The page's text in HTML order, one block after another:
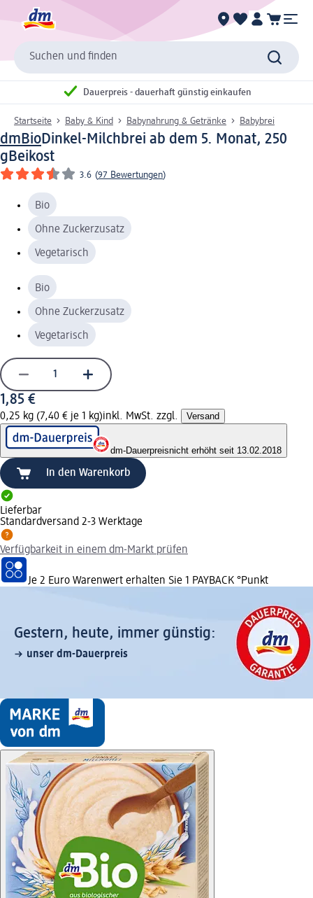
Suchen und finden
Dauerpreis - dauerhaft günstig einkaufen
Startseite Baby & Kind Babynahrung & Getränke Babybrei
dmBioDinkel-Milchbrei ab dem 5. Monat, 250
gBeikost
3.6 (97 Bewertungen)
Bio
Ohne Zuckerzusatz
Vegetarisch
Bio
Ohne Zuckerzusatz
Vegetarisch
1,85 €
0,25 kg (7,40 € je 1 kg)inkl. MwSt. zzgl. Versand
dm-Dauerpreisnicht erhöht seit 13.02.2018
In den Warenkorb
Lieferbar
Standardversand 2-3 Werktage
Verfügbarkeit in einem dm-Markt prüfen
Je 2 Euro Warenwert erhalten Sie 1 PAYBACK °Punkt
Gestern, heute, immer günstig:
unser dm-Dauerpreis